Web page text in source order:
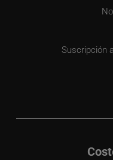
Suscripción